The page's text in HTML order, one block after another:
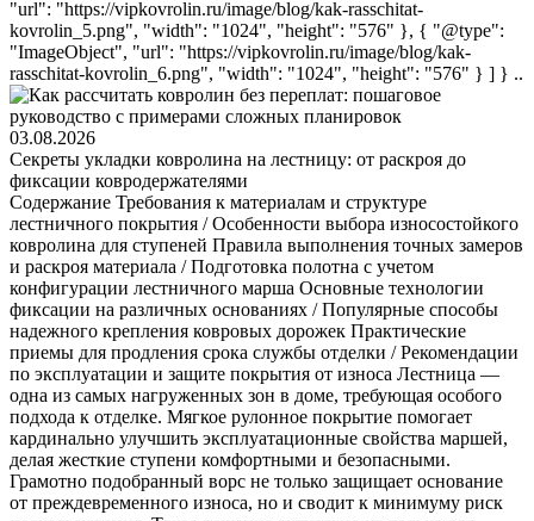
03.08.2026
Секреты укладки ковролина на лестницу: от раскроя до
фиксации ковродержателями
Содержание Требования к материалам и структуре лестничного покрытия / Особенности выбора износостойкого ковролина для ступеней Правила выполнения точных замеров и раскроя материала / Подготовка полотна с учетом конфигурации лестничного марша Основные технологии фиксации на различных основаниях / Популярные способы надежного крепления ковровых дорожек Практические приемы для продления срока службы отделки / Рекомендации по эксплуатации и защите покрытия от износа Лестница — одна из самых нагруженных зон в доме, требующая особого подхода к отделке. Мягкое рулонное покрытие помогает кардинально улучшить эксплуатационные свойства маршей, делая жесткие ступени комфортными и безопасными. Грамотно подобранный ворс не только защищает основание от преждевременного износа, но и сводит к минимуму риск поскальзывания. Такое решение актуально не только для эстетики, но и для улучшения акустики. Плотное полотно эффективно поглощает ударные шумы, благодаря чему лестница эксплуатируется практически бесшумно. Независимо от типа основания — будь то дерево, бетон или металл — отделка становится важным штрихом, объединяющим дизайн разных этажей в единую концепцию. Требования к материалам и структуре лестничного покрытия / Особенности выбора износостойкого ковролина для ступеней Правильный выбор материала напрямую определяет, насколько долго отделка сохранит первоначальный вид. Далеко не каждое изделие, предназначенное для обычных комнат, подходит для ступеней из-за специфических нагрузок на изгибах конструкции. Изучая каталог напольных покрытий, важно обращать внимание на класс износостойкости: для лестничных маршей оптимально подходят варианты 23 или 31–33 классов. Оптимальный состав волокна для ступеней При подборе стоит отдавать предпочтение синтетике, такой как полиамид (нейлон) или полипропилен. Полиамид обладает уникальной «памятью» формы: под весом человека ворсинки сжимаются, но после снятия нагрузки быстро возвращаются в исходное положение. Это происходит благодаря высокой эластичности молекулярных связей полимера, что критически важно в условиях постоянного давления на края. В жилых домах нейлоновое покрытие служит более 10–15 лет без образования вмятин, тогда как натуральная шерсть быстрее теряет объем и сложнее поддается чистке. Полипропиленовые решения считаются бюджетными, однако они демонстрируют отличную устойчивость к пятнам на водной основе. Поскольку волокно практически лишено пор, красящие жидкости не проникают внутрь нити. Это делает материал идеальным для домов, где есть домашние животные. При покупке следует искать маркировку в виде пиктограммы с изображением лестницы — она гарантирует, что ковролин выдержит усиленное трение. Технические характеристики ворса и основы Для качественной облицовки лестничного марша необходимо учитывать высоту нитей и тип подложки. Оптимальным считается коротковорсовый вариант от 3 до 5 миллиметров с плотным плетением. Набивка определяет, насколько быстро полотно истончится в местах перепада высот. Физические параметры должны соответствовать следующим критериям: Таблица: технические критерии выбора коврового покрытия для лестниц Параметр Требование Значение для UX Тип ворса Петлевое или комбинированное Повышенная износостойкость на углах Основа Резина / джут + войлок, мягкий джут, войлок Исключает скольжение по ступеням Толщина базы Минимальная (без джута) Плотное облегание без воздушных карманов Безопасность Сертификат КМ2 или КМ5 Защита путей эвакуации при пожаре Резина, войлок, джут и комбинация джута с войлоком — это основы, которые создают высокий коэффициент трения с поверхностью дерева, камня или металла. Это исключает риск того, что полотно соберется в складку под ногой. В каталоге представлены специализированные коллекции на резиновой основе, обеспечивающие максимальную стабильность даже без сплошного приклеивания, а также плотные покрытия на джут-войлочной основе Правила выполнения точных замеров и раскроя материала / Подготовка полотна с учетом конфигурации лестничного марша Точность расчетов на этапе подготовки исключает риск нехватки материала при монтаже. В отличие от укладки в обычном помещении, здесь требуется учет трехмерного рельефа: суммы всех проступей, подступенков и выступающих краев. Методика расчета длины и ширины полотна Надежный способ определения длины — «метод нити». Нерастяжимый шнур прокладывают от верхней площадки до самого низа, в точности повторяя все изгибы и углы марша. Нить фиксирует реальный путь полотна, который всегда оказывается длиннее простого сложения высоты и глубины ступеней. К полученному значению мастера обычно добавляют 10–15 % запаса на подгибы. Ширина ковролина зависит от выбранного типа укладки. Если планируется сплошное покрытие, замер проводят по самой широкой части пролета. Выбирая ковролин для дома в виде дорожки, ширину определяют так, чтобы с каждого края оставалось по 10–15 сантиметров свободного пространства для удобства уборки. Если конструкция открытого типа, к ширине добавляют по 4 сантиметра с каждой стороны для декоративного подгиба или обработки краев. Нюансы раскроя для разных типов конструкций При нарезке необходимо строго соблюдать направление ворса. Все фрагменты ориентируют так, чтобы он «смотрел» сверху вниз по ходу движения. Это предотвращает забивание пыли под волокна и делает спуск безопаснее: нога скользит «по шерсти». Определить направление легко: достаточно провести ладонью по поверхности — в одну сторону ворс будет сопротивляться, в другую ляжет гладко. Использование шаблонов для сложных маршей Для винтовых и забежных лестниц, где ступени имеют форму трапеции, изготавливают картонные лекала в натуральную величину. Метод заключается в наложении бумажной заготовки на место, ее подрезке и переносе контура на изнаночную сторону материала. Это позволяет точно учесть кривизну поворота и избежать перекосов. При профессиональной отделке парадных лестниц только индивидуальный раскрой помогает добиться эффекта монолитного покрытия без морщин. Основные технологии фиксации на различных основаниях / Популярные способы надежного крепления ковровых дорожек Выбор технологии монтажа зависит от материала основания и интенсивности эксплуатации. Правильная фиксация предотвращает смещение и защищает края от износа, обеспечивая максимально плотное прилегание покрытия. Механическая фиксация ковродержателями Ковродержатели считаются эталоном для классических интерьеров. Данный метод позволяет закрепить дорожку без использования клея, что сохраняет поверхность ступеней в первозданном виде. Главное преимущество — возможность быстро снять полотно для глубокой чистки. Фиксация происходит в углу между проступью и подступенком, где металлическая штанга прижимает материал по всей его ширине. Конструкция и установка классического держателя Современная система состоит из штанги (трубки), пары боковых фиксаторов, декоративных наконечников и крепежных винтов. Принцип работы основан на прижиме: фиксаторы прикручивают к ступеням по краям дорожки, в них вставляют штангу, которая блокирует движение. Латунные или бронзовые аксессуары не только надежно удерживают ковролин, но и служат изысканным декором. При установке важно соблюдать симметрию: расстояние от краев штанги до срезов материала должно быть одинаковым на каждой ступени. Клеевые технологии и двусторонние ленты Клеевой метод используют при необходимости сплошной облицовки без видимых элементов крепления. Для этого применяют водно-дисперсионные составы или контактные смеси. Бетонные ступени тщательно очищают от пыли, а деревянные обрабатывают антисептиком. Клей наносят шпателем на горизонтальную и вертикальную поверхности, после чего фрагмент покрытия плотно прижимают валиком. Двусторонний скотч на тканевой основе — более простая альтернатива. Метод подходит для временного обновления или для лакированных лестниц, где нежелательно повреждать дерево. Ленту наклеивают сеткой на каждую ступень, после чего укладывают ковролин. Стоит помнить, что при высокой влажности скотч может терять адгезию, что приведет к образованию пузырей. Альтернативные методы крепежа для частных домов Иногда для упрощения процесса или маскировки дефектов старого дерева используют крепление гвоздями или мебельными кнопками. Этот способ допустим исключительно на деревянных основаниях, где ворс позволяет скрыть шляпки. Однако профессионалы предостерегают: при каждой замене покрытия отверстия в дереве будут расширяться, деформируя ступени. Для бетонных, каменных или стеклянных конструкций такой метод неприменим. Практические приемы для продлен